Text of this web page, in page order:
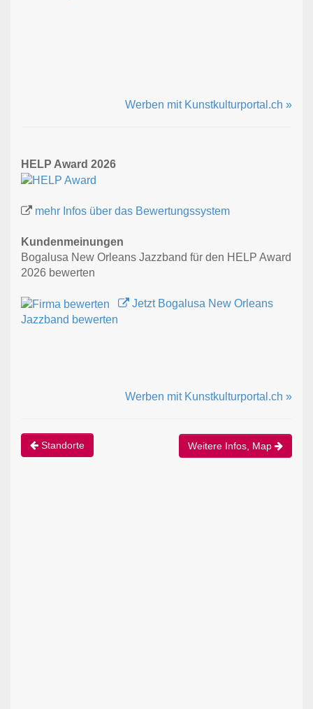
Werben mit Kunstkulturportal.ch »
HELP Award 2026
mehr Infos über das Bewertungssystem
Kundenmeinungen
Bogalusa New Orleans Jazzband für den HELP Award
2026 bewerten
Jetzt Bogalusa New Orleans
Jazzband bewerten
Werben mit Kunstkulturportal.ch »
Standorte Weitere Infos, Map